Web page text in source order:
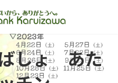
しょ あた